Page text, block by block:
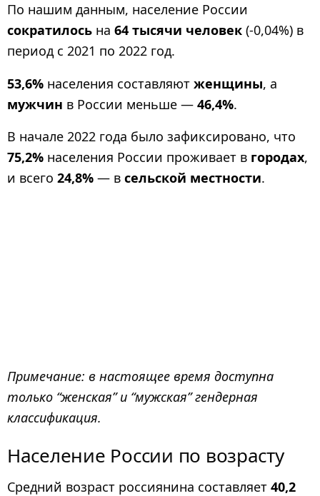
По нашим данным, население России
сократилось на 64 тысячи человек (-0,04%) в
период с 2021 по 2022 год.
53,6% населения составляют женщины, а
мужчин в России меньше — 46,4%.
В начале 2022 года было зафиксировано, что
75,2% населения России проживает в городах,
и всего 24,8% — в сельской местности.
Примечание: в настоящее время доступна
только “женская” и “мужская” гендерная
классификация.
Население России по возрасту
Средний возраст россиянина составляет 40,2